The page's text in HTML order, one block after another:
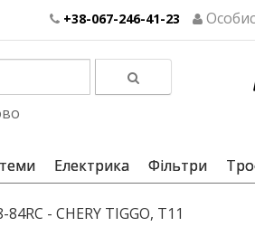
+38-067-246-41-23
Електрика Фільтри
- CHERY TIGGO, T11